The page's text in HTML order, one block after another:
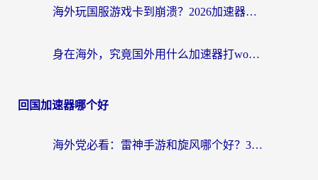
海外玩国服游戏卡到崩溃？2026加速器免费推荐+实用指南（亲测有效）
身在海外，究竟国外用什么加速器打wow好？
回国加速器哪个好
海外党必看：雷神手游和旋风哪个好？3分钟选对回国加速器，无缝刷国内剧玩游戏